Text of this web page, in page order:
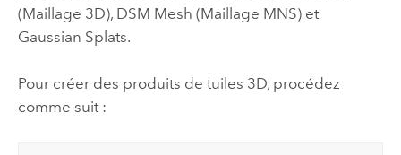
(Maillage 3D), DSM Mesh (Maillage MNS) et
Gaussian Splats.
Pour créer des produits de tuiles 3D, procédez
comme suit :